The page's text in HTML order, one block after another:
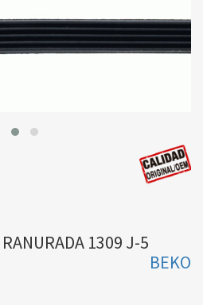
1309 J-5
BEKO